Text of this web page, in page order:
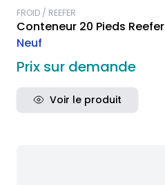
FROID / REEFER
Conteneur 20 Pieds Reefer
Neuf
Prix sur demande
Voir le produit